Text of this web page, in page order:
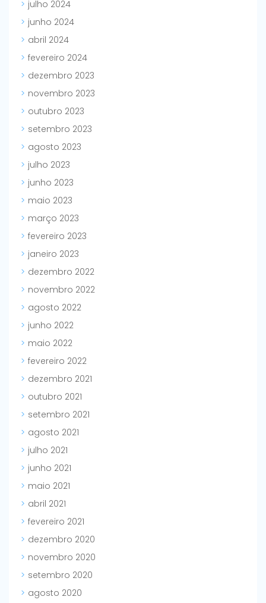
julho 2024
junho 2024
abril 2024
fevereiro 2024
dezembro 2023
novembro 2023
outubro 2023
setembro 2023
agosto 2023
julho 2023
junho 2023
maio 2023
março 2023
fevereiro 2023
janeiro 2023
dezembro 2022
novembro 2022
agosto 2022
junho 2022
maio 2022
fevereiro 2022
dezembro 2021
outubro 2021
setembro 2021
agosto 2021
julho 2021
junho 2021
maio 2021
abril 2021
fevereiro 2021
dezembro 2020
novembro 2020
setembro 2020
agosto 2020